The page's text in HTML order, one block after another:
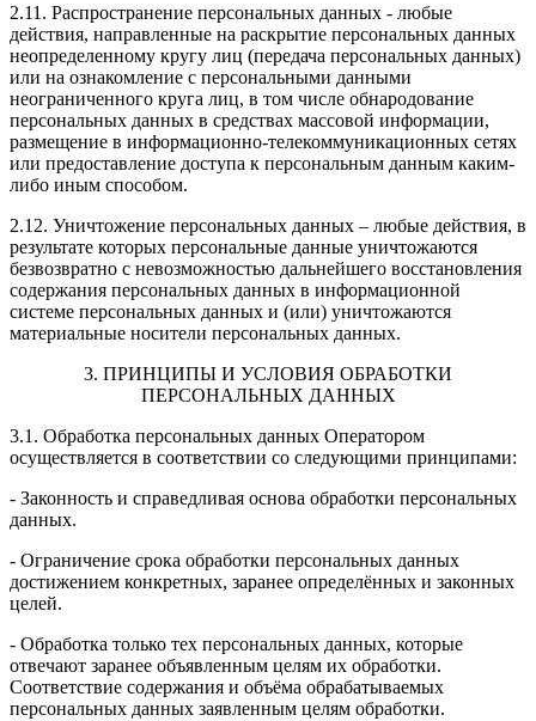
2.11. Распространение персональных данных - любые
действия, направленные на раскрытие персональных данных
неопределенному кругу лиц (передача персональных данных)
или на ознакомление с персональными данными
неограниченного круга лиц, в том числе обнародование
персональных данных в средствах массовой информации,
размещение в информационно-телекоммуникационных сетях
или предоставление доступа к персональным данным каким-
либо иным способом.
2.12. Уничтожение персональных данных – любые действия, в
результате которых персональные данные уничтожаются
безвозвратно с невозможностью дальнейшего восстановления
содержания персональных данных в информационной
системе персональных данных и (или) уничтожаются
материальные носители персональных данных.
3. ПРИНЦИПЫ И УСЛОВИЯ ОБРАБОТКИ
ПЕРСОНАЛЬНЫХ ДАННЫХ
3.1. Обработка персональных данных Оператором
осуществляется в соответствии со следующими принципами:
- Законность и справедливая основа обработки персональных
данных.
- Ограничение срока обработки персональных данных
достижением конкретных, заранее определённых и законных
целей.
- Обработка только тех персональных данных, которые
отвечают заранее объявленным целям их обработки.
Соответствие содержания и объёма обрабатываемых
персональных данных заявленным целям обработки.